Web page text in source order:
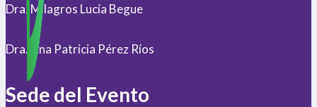
Dra. Milagros Lucía Begue
Dra. Ana Patricia Pérez Ríos
Sede del Evento